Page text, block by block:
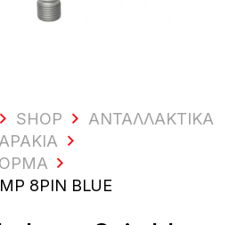
SHOP
ΑΝΤΑΛΛΑΚΤΙΚΆ
8PIN BLUE